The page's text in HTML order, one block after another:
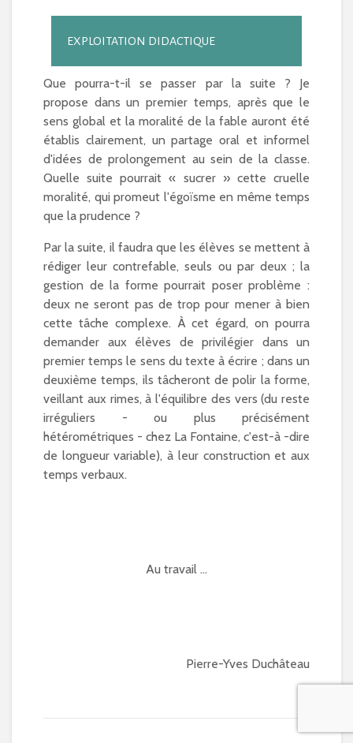
EXPLOITATION DIDACTIQUE
Que pourra-t-il se passer par la suite ? Je
propose dans un premier temps, après que le
sens global et la moralité de la fable auront été
établis clairement, un partage oral et informel
d'idées de prolongement au sein de la classe.
Quelle suite pourrait « sucrer » cette cruelle
moralité, qui promeut l'égoïsme en même temps
que la prudence ?
Par la suite, il faudra que les élèves se mettent à
rédiger leur contrefable, seuls ou par deux ; la
gestion de la forme pourrait poser problème :
deux ne seront pas de trop pour mener à bien
cette tâche complexe. À cet égard, on pourra
demander aux élèves de privilégier dans un
premier temps le sens du texte à écrire ; dans un
deuxième temps, ils tâcheront de polir la forme,
veillant aux rimes, à l'équilibre des vers (du reste
irréguliers - ou plus précisément
hétérométriques - chez La Fontaine, c'est-à -dire
de longueur variable), à leur construction et aux
temps verbaux.
Au travail …
Pierre-Yves Duchâteau